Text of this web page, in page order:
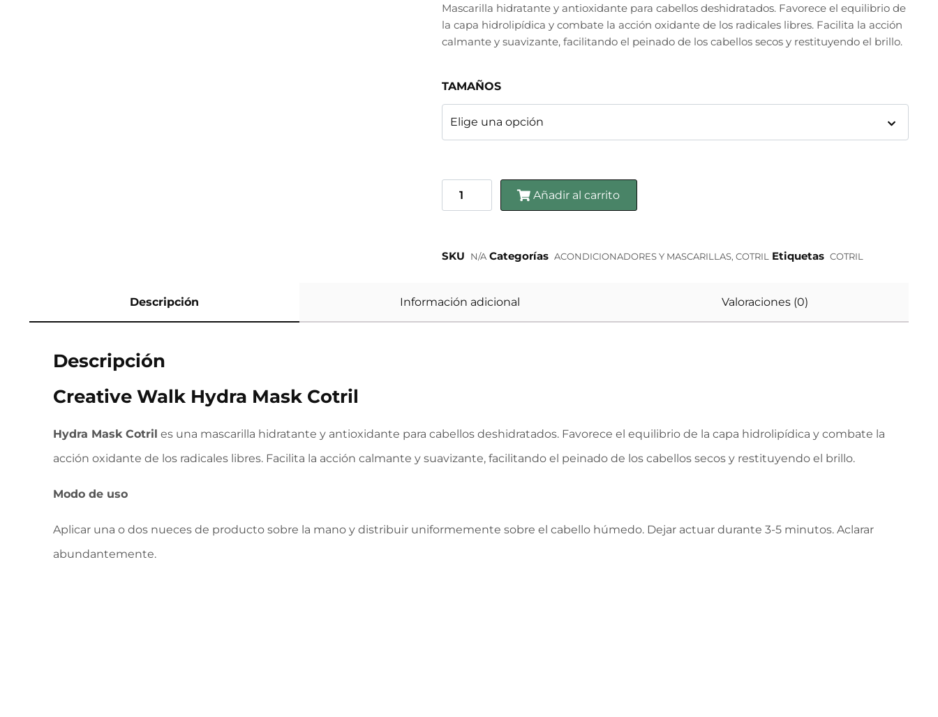
Mascarilla hidratante y antioxidante para cabellos deshidratados. Favorece el equilibrio de
la capa hidrolipídica y combate la acción oxidante de los radicales libres. Facilita la acción
calmante y suavizante, facilitando el peinado de los cabellos secos y restituyendo el brillo.
TAMAÑOS
Añadir al carrito
SKU N/A Categorías ACONDICIONADORES Y MASCARILLAS, COTRIL Etiquetas COTRIL
Descripción Información adicional Valoraciones (0)
Descripción
Creative Walk Hydra Mask Cotril
Hydra Mask Cotril es una mascarilla hidratante y antioxidante para cabellos deshidratados. Favorece el equilibrio de la capa hidrolipídica y combate la
acción oxidante de los radicales libres. Facilita la acción calmante y suavizante, facilitando el peinado de los cabellos secos y restituyendo el brillo.
Modo de uso
Aplicar una o dos nueces de producto sobre la mano y distribuir uniformemente sobre el cabello húmedo. Dejar actuar durante 3-5 minutos. Aclarar
abundantemente.